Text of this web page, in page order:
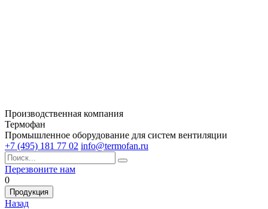
Производственная компания
Термофан
Промышленное оборудование для систем вентиляции
+7 (495) 181 77 02 info@termofan.ru
Перезвоните нам
0
Продукция
Назад